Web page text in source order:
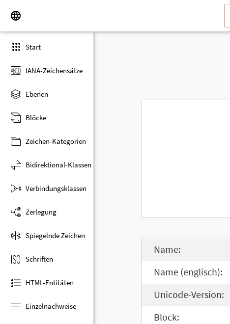
Start
IANA-Zeichensätze
Ebenen
Blöcke
Zeichen-Kategorien
Bidirektional-Klassen
Verbindungsklassen
Zerlegung
Spiegelnde Zeichen
Schriften
HTML-Entitäten
Einzelnachweise
Name:
Name (englisch):
Unicode-Version:
Block: